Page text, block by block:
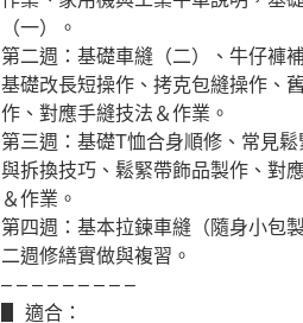
（一）。
第二週：基礎車縫（二）、牛仔褲
基礎改長短操作、拷克包縫操作、
作、對應手縫技法＆作業。
第三週：基礎T恤合身順修、常見
與拆換技巧、鬆緊帶飾品製作、對
＆作業。
第四週：基本拉鍊車縫（隨身小包
二週修繕實做與複習。
– – – – – – – – –
▋ 適合：